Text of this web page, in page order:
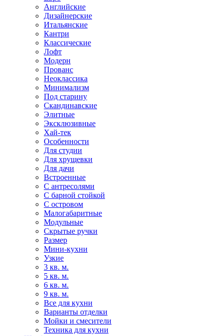
Английские
Дизайнерские
Итальянские
Кантри
Классические
Лофт
Модерн
Прованс
Неоклассика
Минимализм
Под старину
Скандинавские
Элитные
Эксклюзивные
Хай-тек
Особенности
Для студии
Для хрущевки
Для дачи
Встроенные
С антресолями
С барной стойкой
С островом
Малогабаритные
Модульные
Скрытые ручки
Размер
Мини-кухни
Узкие
3 кв. м.
5 кв. м.
6 кв. м.
9 кв. м.
Все для кухни
Варианты отделки
Мойки и смесители
Техника для кухни